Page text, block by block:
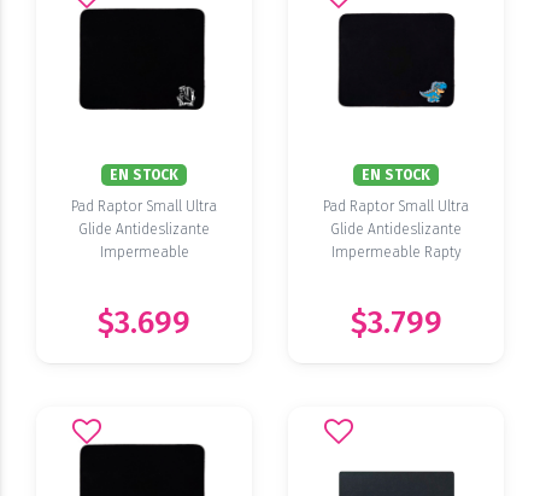
EN STOCK
Pad Raptor Small Ultra
Glide Antideslizante
Impermeable
$3.699
EN STOCK
Pad Raptor Small Ultra
Glide Antideslizante
Impermeable Rapty
$3.799